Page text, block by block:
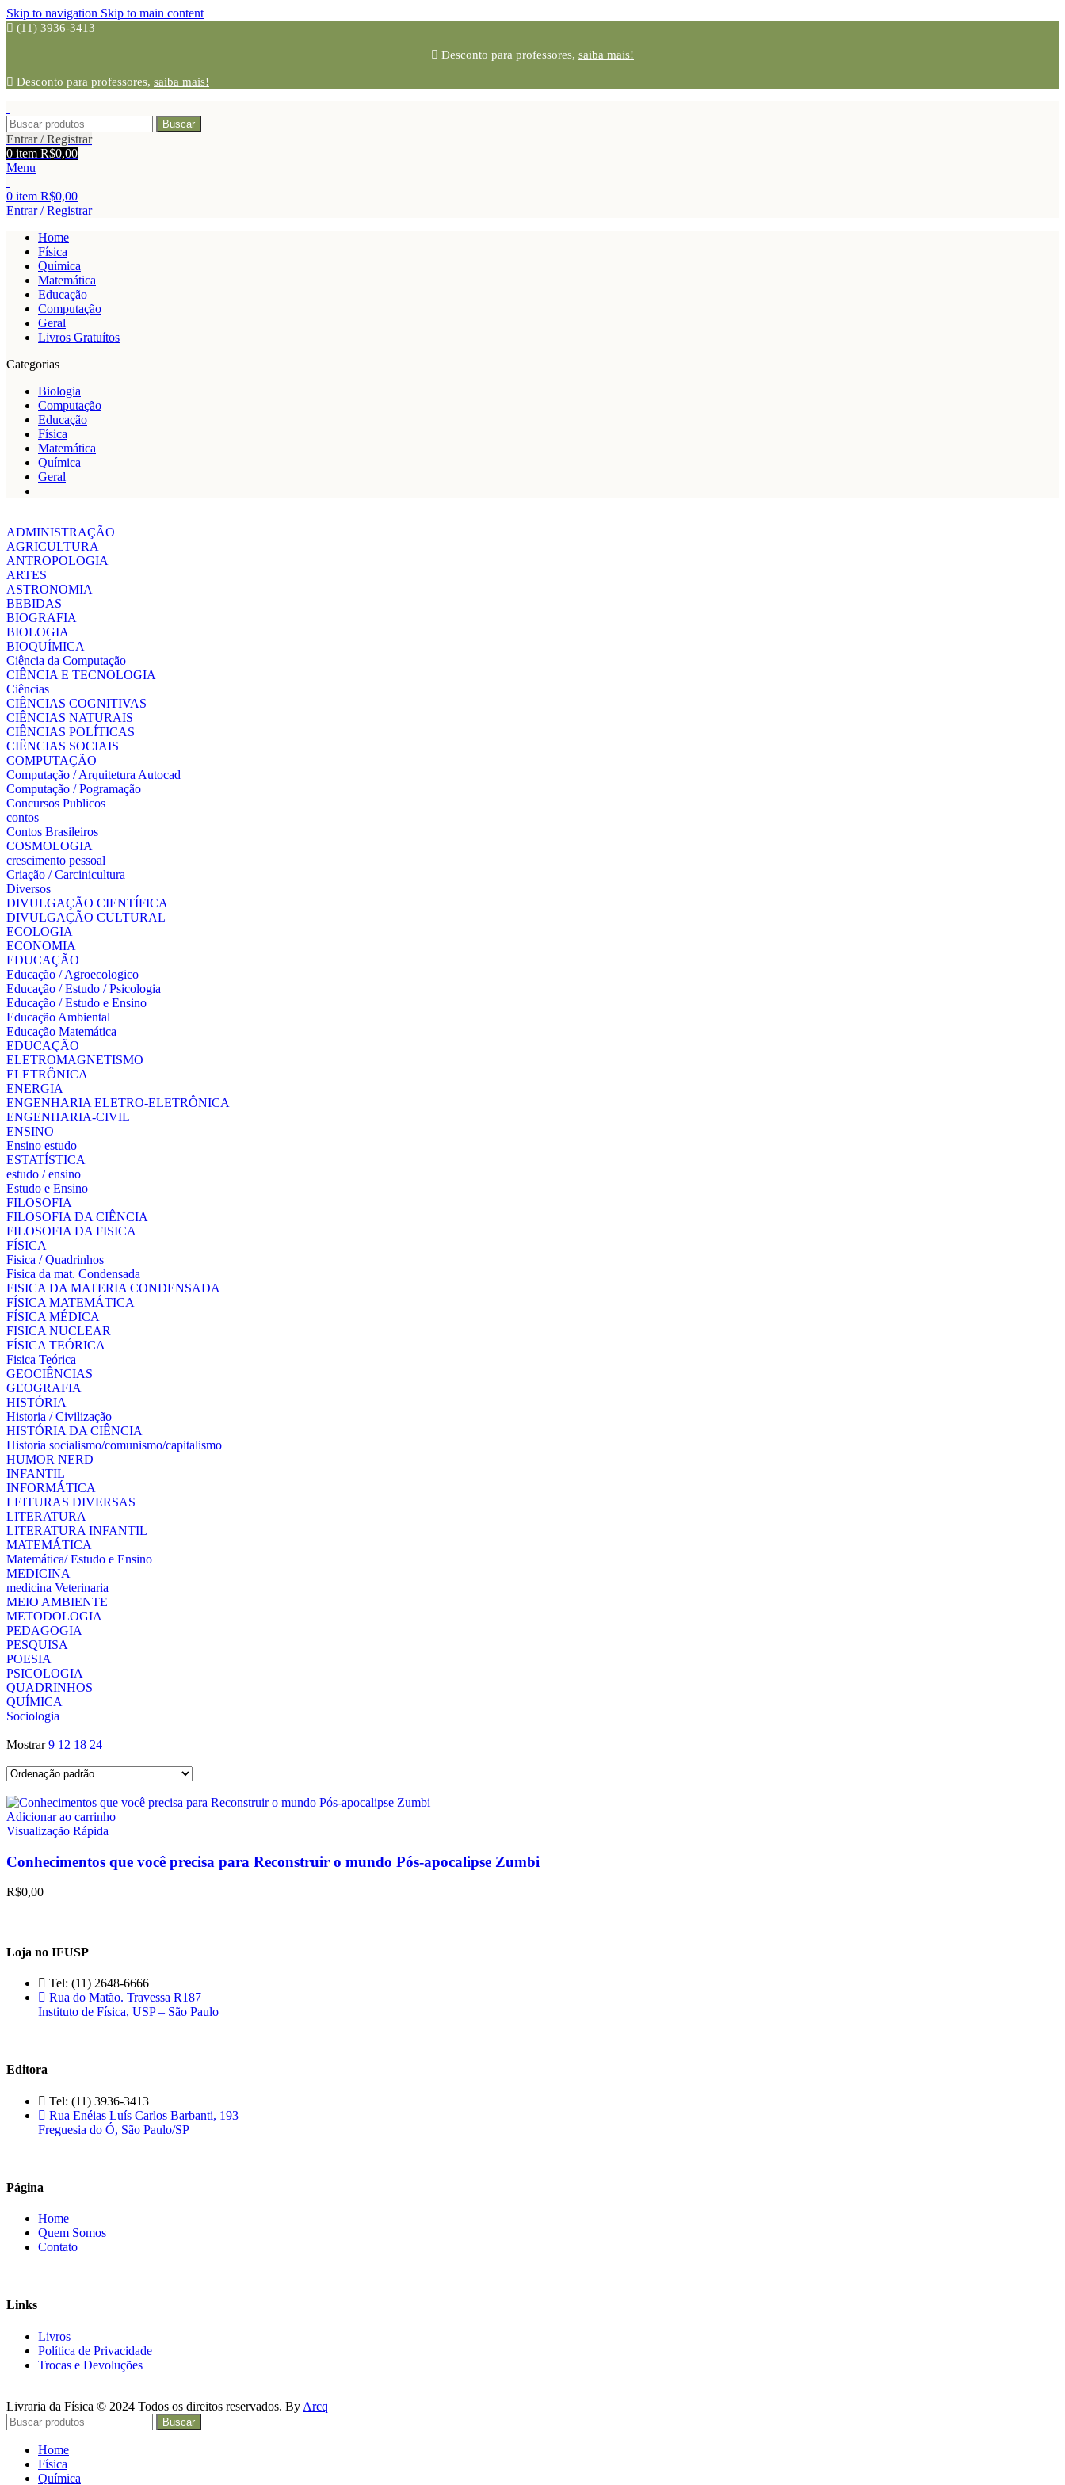
Skip to navigation Skip to main content
(11) 3936-3413
Desconto para professores, saiba mais!
Desconto para professores, saiba mais!
Buscar
Entrar / Registrar
0 item R$0,00
Menu
0 item R$0,00
Entrar / Registrar
Home
Física
Química
Matemática
Educação
Computação
Geral
Livros Gratuítos
Categorias
Biologia
Computação
Educação
Física
Matemática
Química
Geral
ADMINISTRAÇÃO
AGRICULTURA
ANTROPOLOGIA
ARTES
ASTRONOMIA
BEBIDAS
BIOGRAFIA
BIOLOGIA
BIOQUÍMICA
Ciência da Computação
CIÊNCIA E TECNOLOGIA
Ciências
CIÊNCIAS COGNITIVAS
CIÊNCIAS NATURAIS
CIÊNCIAS POLÍTICAS
CIÊNCIAS SOCIAIS
COMPUTAÇÃO
Computação / Arquitetura Autocad
Computação / Pogramação
Concursos Publicos
contos
Contos Brasileiros
COSMOLOGIA
crescimento pessoal
Criação / Carcinicultura
Diversos
DIVULGAÇÃO CIENTÍFICA
DIVULGAÇÃO CULTURAL
ECOLOGIA
ECONOMIA
EDUCAÇÃO
Educação / Agroecologico
Educação / Estudo / Psicologia
Educação / Estudo e Ensino
Educação Ambiental
Educação Matemática
EDUCAÇÃO
ELETROMAGNETISMO
ELETRÔNICA
ENERGIA
ENGENHARIA ELETRO-ELETRÔNICA
ENGENHARIA-CIVIL
ENSINO
Ensino estudo
ESTATÍSTICA
estudo / ensino
Estudo e Ensino
FILOSOFIA
FILOSOFIA DA CIÊNCIA
FILOSOFIA DA FISICA
FÍSICA
Fisica / Quadrinhos
Fisica da mat. Condensada
FISICA DA MATERIA CONDENSADA
FÍSICA MATEMÁTICA
FÍSICA MÉDICA
FISICA NUCLEAR
FÍSICA TEÓRICA
Fisica Teórica
GEOCIÊNCIAS
GEOGRAFIA
HISTÓRIA
Historia / Civilização
HISTÓRIA DA CIÊNCIA
Historia socialismo/comunismo/capitalismo
HUMOR NERD
INFANTIL
INFORMÁTICA
LEITURAS DIVERSAS
LITERATURA
LITERATURA INFANTIL
MATEMÁTICA
Matemática/ Estudo e Ensino
MEDICINA
medicina Veterinaria
MEIO AMBIENTE
METODOLOGIA
PEDAGOGIA
PESQUISA
POESIA
PSICOLOGIA
QUADRINHOS
QUÍMICA
Sociologia
Mostrar9 12 18 24
Adicionar ao carrinho
Visualização Rápida
Conhecimentos que você precisa para Reconstruir o mundo Pós-apocalipse Zumbi
R$0,00
Loja no IFUSP
Tel: (11) 2648-6666
Rua do Matão. Travessa R187
Instituto de Física, USP – São Paulo
Editora
Tel: (11) 3936-3413
Rua Enéias Luís Carlos Barbanti, 193
Freguesia do Ó, São Paulo/SP
Página
Home
Quem Somos
Contato
Links
Livros
Política de Privacidade
Trocas e Devoluções
Livraria da Física © 2024 Todos os direitos reservados. By Arcq
Buscar
Home
Física
Química